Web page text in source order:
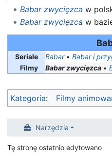
Babar zwycięzca w
Babar zwycięzca w
Seriale Babar• Babar i
Filmy
Babar zwycięzca •
Kategoria: Filmy
Narzędzia
Tę stronę ostatnio edytowano